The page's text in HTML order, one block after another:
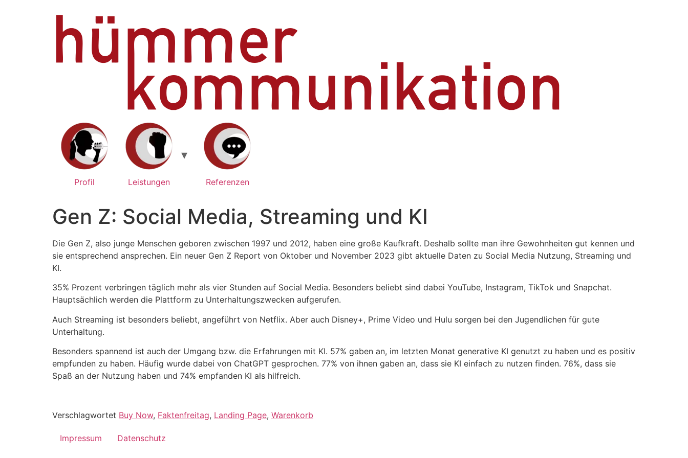
Profil Leistungen Referenzen
Gen Z: Social Media, Streaming und KI
Die Gen Z, also junge Menschen geboren zwischen 1997 und 2012, haben eine große Kaufkraft. Deshalb sollte man ihre Gewohnheiten gut kennen und
sie entsprechend ansprechen. Ein neuer Gen Z Report von Oktober und November 2023 gibt aktuelle Daten zu Social Media Nutzung, Streaming und
KI.
35% Prozent verbringen täglich mehr als vier Stunden auf Social Media. Besonders beliebt sind dabei YouTube, Instagram, TikTok und Snapchat.
Hauptsächlich werden die Plattform zu Unterhaltungszwecken aufgerufen.
Auch Streaming ist besonders beliebt, angeführt von Netflix. Aber auch Disney+, Prime Video und Hulu sorgen bei den Jugendlichen für gute
Unterhaltung.
Besonders spannend ist auch der Umgang bzw. die Erfahrungen mit KI. 57% gaben an, im letzten Monat generative KI genutzt zu haben und es positiv
empfunden zu haben. Häufig wurde dabei von ChatGPT gesprochen. 77% von ihnen gaben an, dass sie KI einfach zu nutzen finden. 76%, dass sie
Spaß an der Nutzung haben und 74% empfanden KI als hilfreich.
Verschlagwortet Buy Now, Faktenfreitag, Landing Page, Warenkorb
Impressum Datenschutz